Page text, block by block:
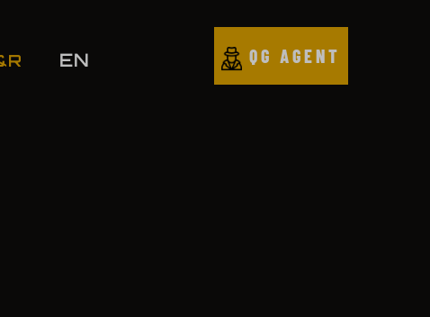
EN QG AGENT